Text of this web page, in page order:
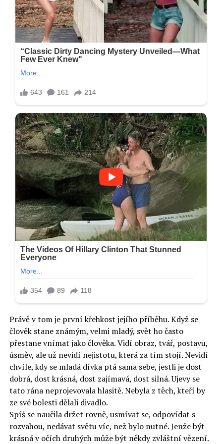
Právě v tom je první křehkost jejího příběhu. Když se
člověk stane známým, velmi mladý, svět ho často
přestane vnímat jako člověka. Vidí obraz, tvář, postavu,
úsměv, ale už nevidí nejistotu, která za tím stojí. Nevidí
chvíle, kdy se mladá dívka ptá sama sebe, jestli je dost
dobrá, dost krásná, dost zajímavá, dost silná. Ujevy se
tato rána neprojevovala hlasitě. Nebyla z těch, kteří by
ze své bolesti dělali divadlo.
Spíš se naučila držet rovně, usmívat se, odpovídat s
rozvahou, nedávat světu víc, než bylo nutné. Jenže být
krásná v očích druhých může být někdy zvláštní vězení.